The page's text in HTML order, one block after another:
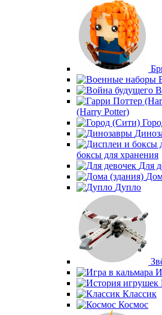
(Harry Potter)
боксы для хранения
Для
Дупло
Классик
Космос